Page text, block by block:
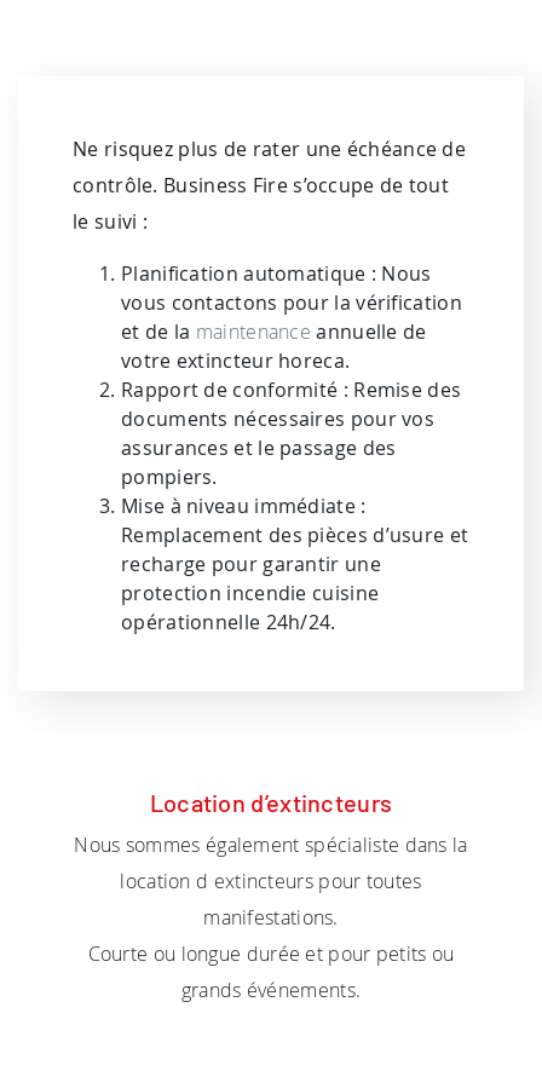
Ne risquez plus de rater une échéance de
contrôle. Business Fire s’occupe de tout
le suivi :
Planification automatique : Nous
vous contactons pour la vérification
et de la maintenance annuelle de
votre extincteur horeca.
Rapport de conformité : Remise des
documents nécessaires pour vos
assurances et le passage des
pompiers.
Mise à niveau immédiate :
Remplacement des pièces d’usure et
recharge pour garantir une
protection incendie cuisine
opérationnelle 24h/24.
Location d’extincteurs
Nous sommes également spécialiste dans la
location d extincteurs pour toutes
manifestations.
Courte ou longue durée et pour petits ou
grands événements.